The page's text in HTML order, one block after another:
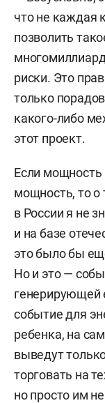
что не каждая
позволить
риски. Это
только
какого-либо
этот проект.
Если мощность
мощность, то о
в России я не
и на базе
это было бы
Но и это —
генерирующей
событие для
ребенка, на
выведут
торговать на
но просто им